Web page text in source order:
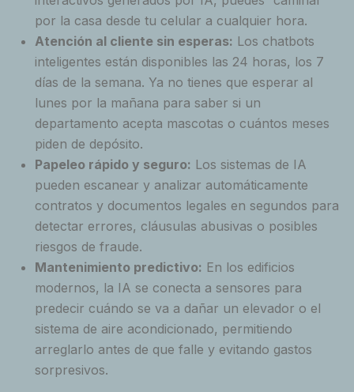
por la casa desde tu celular a cualquier hora.
Atención al cliente sin esperas: Los chatbots
inteligentes están disponibles las 24 horas, los 7
días de la semana. Ya no tienes que esperar al
lunes por la mañana para saber si un
departamento acepta mascotas o cuántos meses
piden de depósito.
Papeleo rápido y seguro: Los sistemas de IA
pueden escanear y analizar automáticamente
contratos y documentos legales en segundos para
detectar errores, cláusulas abusivas o posibles
riesgos de fraude.
Mantenimiento predictivo: En los edificios
modernos, la IA se conecta a sensores para
predecir cuándo se va a dañar un elevador o el
sistema de aire acondicionado, permitiendo
arreglarlo antes de que falle y evitando gastos
sorpresivos.